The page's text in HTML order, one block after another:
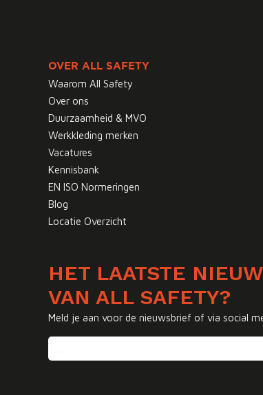
OVER ALL SAFETY
Waarom All Safety
Over ons
Duurzaamheid & MVO
Werkkleding merken
Vacatures
Kennisbank
EN ISO Normeringen
Blog
Locatie Overzicht
HET LAATSTE
VAN ALL SAFETY?
Meld je aan voor de nieuwsbrief of via social